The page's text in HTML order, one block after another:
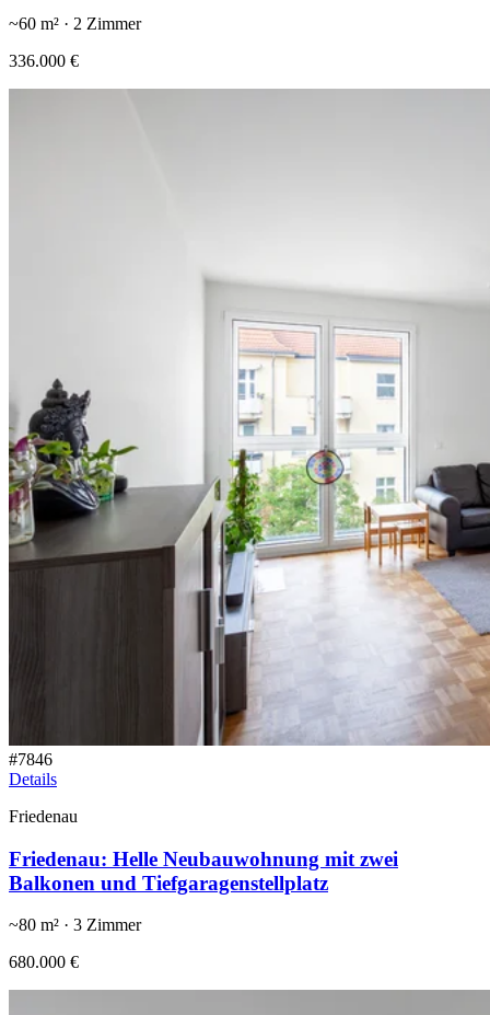
~60 m² · 2 Zimmer
336.000 €
#7846
Details
Friedenau
Friedenau: Helle Neubauwohnung mit zwei
Balkonen und Tiefgaragenstellplatz
~80 m² · 3 Zimmer
680.000 €